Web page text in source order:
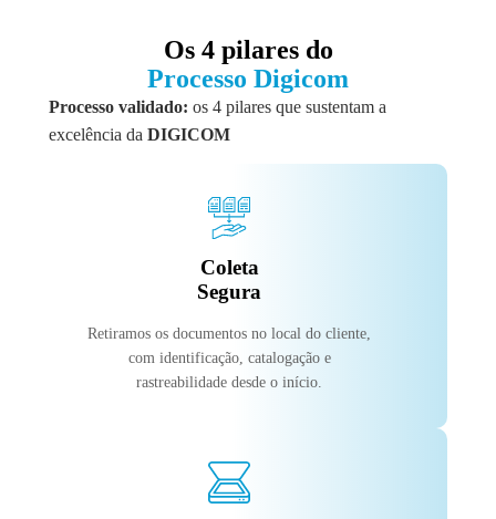
Os 4 pilares do
Processo Digicom
Processo validado: os 4 pilares que sustentam a
excelência da DIGICOM
Coleta
Segura
Retiramos os documentos no local do cliente,
com identificação, catalogação e
rastreabilidade desde o início.